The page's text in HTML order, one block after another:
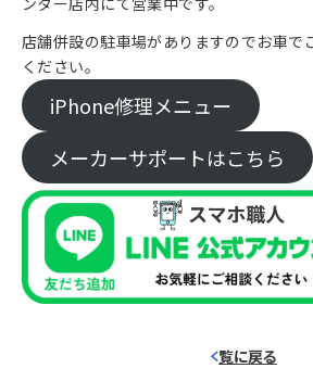
店舗併設の駐車場がありますのでお車で
ください。
iPhone修理メニュー
メーカーサポートはこちら
覧に戻る